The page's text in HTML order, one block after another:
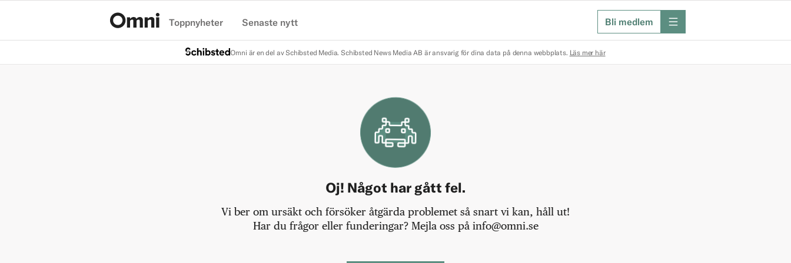
Toppnyheter Senaste nytt Bli medlem meny
Omni är en del av Schibsted Media. Schibsted News Media AB är ansvarig för dina data på denna webbplats. Läs mer här
Oj! Något har gått fel.
Vi ber om ursäkt och försöker åtgärda problemet så snart vi kan, håll ut!
Har du frågor eller funderingar? Mejla oss på info@omni.se